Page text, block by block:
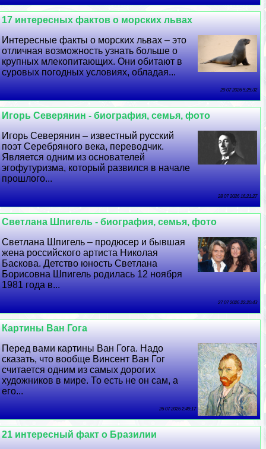
17 интересных фактов о морских львах
Интересные факты о морских львах – это
отличная возможность узнать больше о
крупных млекопитающих. Они обитают в
суровых погодных условиях, обладая...
29 07 2026 5:25:32
Игорь Северянин - биография, семья, фото
Игорь Северянин – известный русский
поэт Серебряного века, переводчик.
Является одним из основателей
эгофутуризма, который развился в начале
прошлого...
28 07 2026 16:21:27
Светлана Шпигель - биография, семья, фото
Светлана Шпигель – продюсер и бывшая
жена российского артиста Николая
Баскова. Детство юность Светлана
Борисовна Шпигель родилась 12 ноября
1981 года в...
27 07 2026 22:20:43
Картины Ван Гога
Перед вами картины Ван Гога. Надо
сказать, что вообще Винсент Ван Гог
считается одним из самых дорогих
художников в мире. То есть не он сам, а
его...
26 07 2026 2:49:17
21 интересный факт о Бразилии